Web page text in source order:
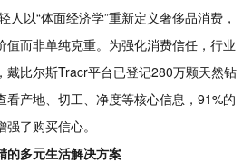
以“体面经济学”重新定义奢侈品消费，
值而非单纯克重。为强化消费信任，行业
戴比尔斯Tracr平台已登记280万颗天然钻
看产地、切工、净度等核心信息，91%的
了购买信心。
的多元生活解决方案